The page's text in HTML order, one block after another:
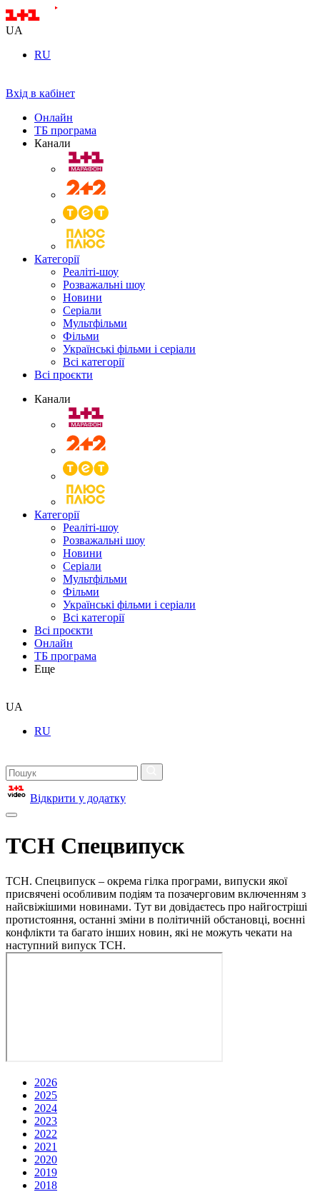
UA
RU
Вхід в кабінет
Онлайн
ТБ програма
Канали
Категорії
Реаліті-шоу
Розважальні шоу
Новини
Серіали
Мультфільми
Фільми
Українські фільми і серіали
Всі категорії
Всі проєкти
Канали
Категорії
Реаліті-шоу
Розважальні шоу
Новини
Серіали
Мультфільми
Фільми
Українські фільми і серіали
Всі категорії
Всі проєкти
Онлайн
ТБ програма
Еще
UA
RU
Відкрити у додатку
ТСН Спецвипуск
ТСН. Спецвипуск – окрема гілка програми, випуски якої
присвячені особливим подіям та позачерговим включенням з
найсвіжішими новинами. Тут ви довідаєтесь про найгостріші
протистояння, останні зміни в політичній обстановці, воєнні
конфлікти та багато інших новин, які не можуть чекати на
наступний випуск ТСН.
2026
2025
2024
2023
2022
2021
2020
2019
2018